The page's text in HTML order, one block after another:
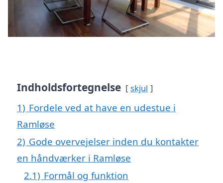
Indholdsfortegnelse skjul
1) Fordele ved at have en udestue i
Ramløse
2) Gode overvejelser inden du kontakter
en håndværker i Ramløse
2.1) Formål og funktion